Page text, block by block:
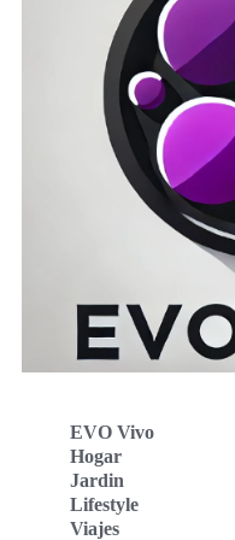
EVO Vivo
Hogar
Jardin
Lifestyle
Viajes